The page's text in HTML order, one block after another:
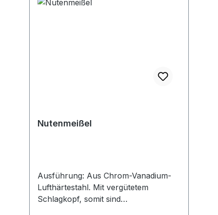
Nutenmeißel
Ausführung: Aus Chrom-Vanadium-
Lufthärtestahl. Mit vergütetem
Schlagkopf, somit sind